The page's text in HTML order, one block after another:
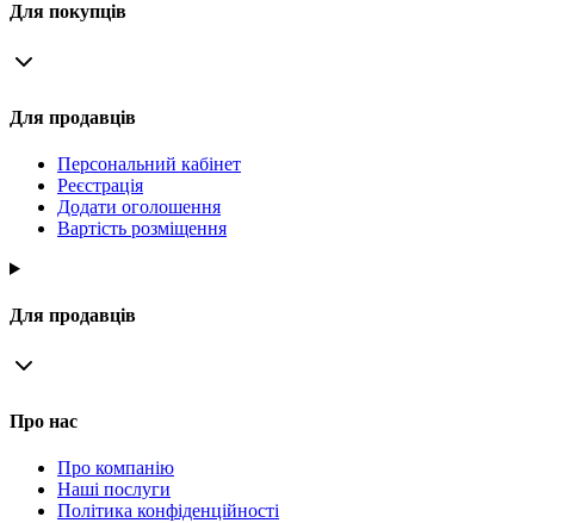
Для покупців
Для продавців
Персональний кабінет
Реєстрація
Додати оголошення
Вартість розміщення
Для продавців
Про нас
Про компанію
Наші послуги
Політика конфіденційності